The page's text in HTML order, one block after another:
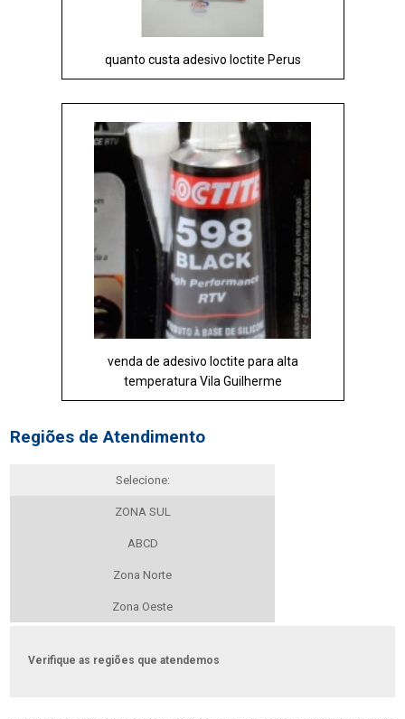
quanto custa adesivo loctite Perus
venda de adesivo loctite para alta
temperatura Vila Guilherme
Regiões de Atendimento
Selecione:
ZONA SUL
ABCD
Zona Norte
Zona Oeste
Verifique as regiões que atendemos